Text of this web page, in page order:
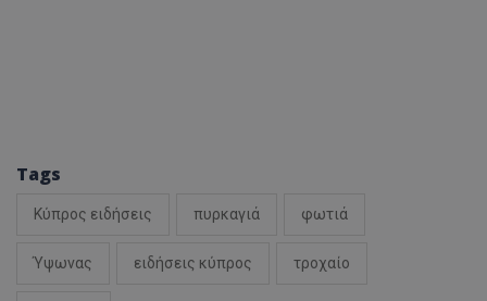
Tags
Κύπρος ειδήσεις πυρκαγιά φωτιά
Ύψωνας ειδήσεις κύπρος τροχαίο